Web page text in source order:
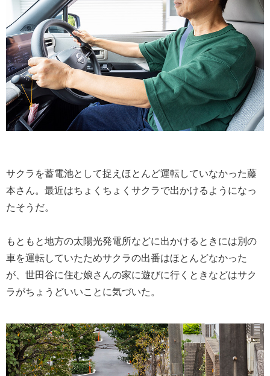
サクラを蓄電池として捉えほとんど運転していなかった藤
本さん。最近はちょくちょくサクラで出かけるようになっ
たそうだ。
もともと地方の太陽光発電所などに出かけるときには別の
車を運転していたためサクラの出番はほとんどなかった
が、世田谷に住む娘さんの家に遊びに行くときなどはサク
ラがちょうどいいことに気づいた。